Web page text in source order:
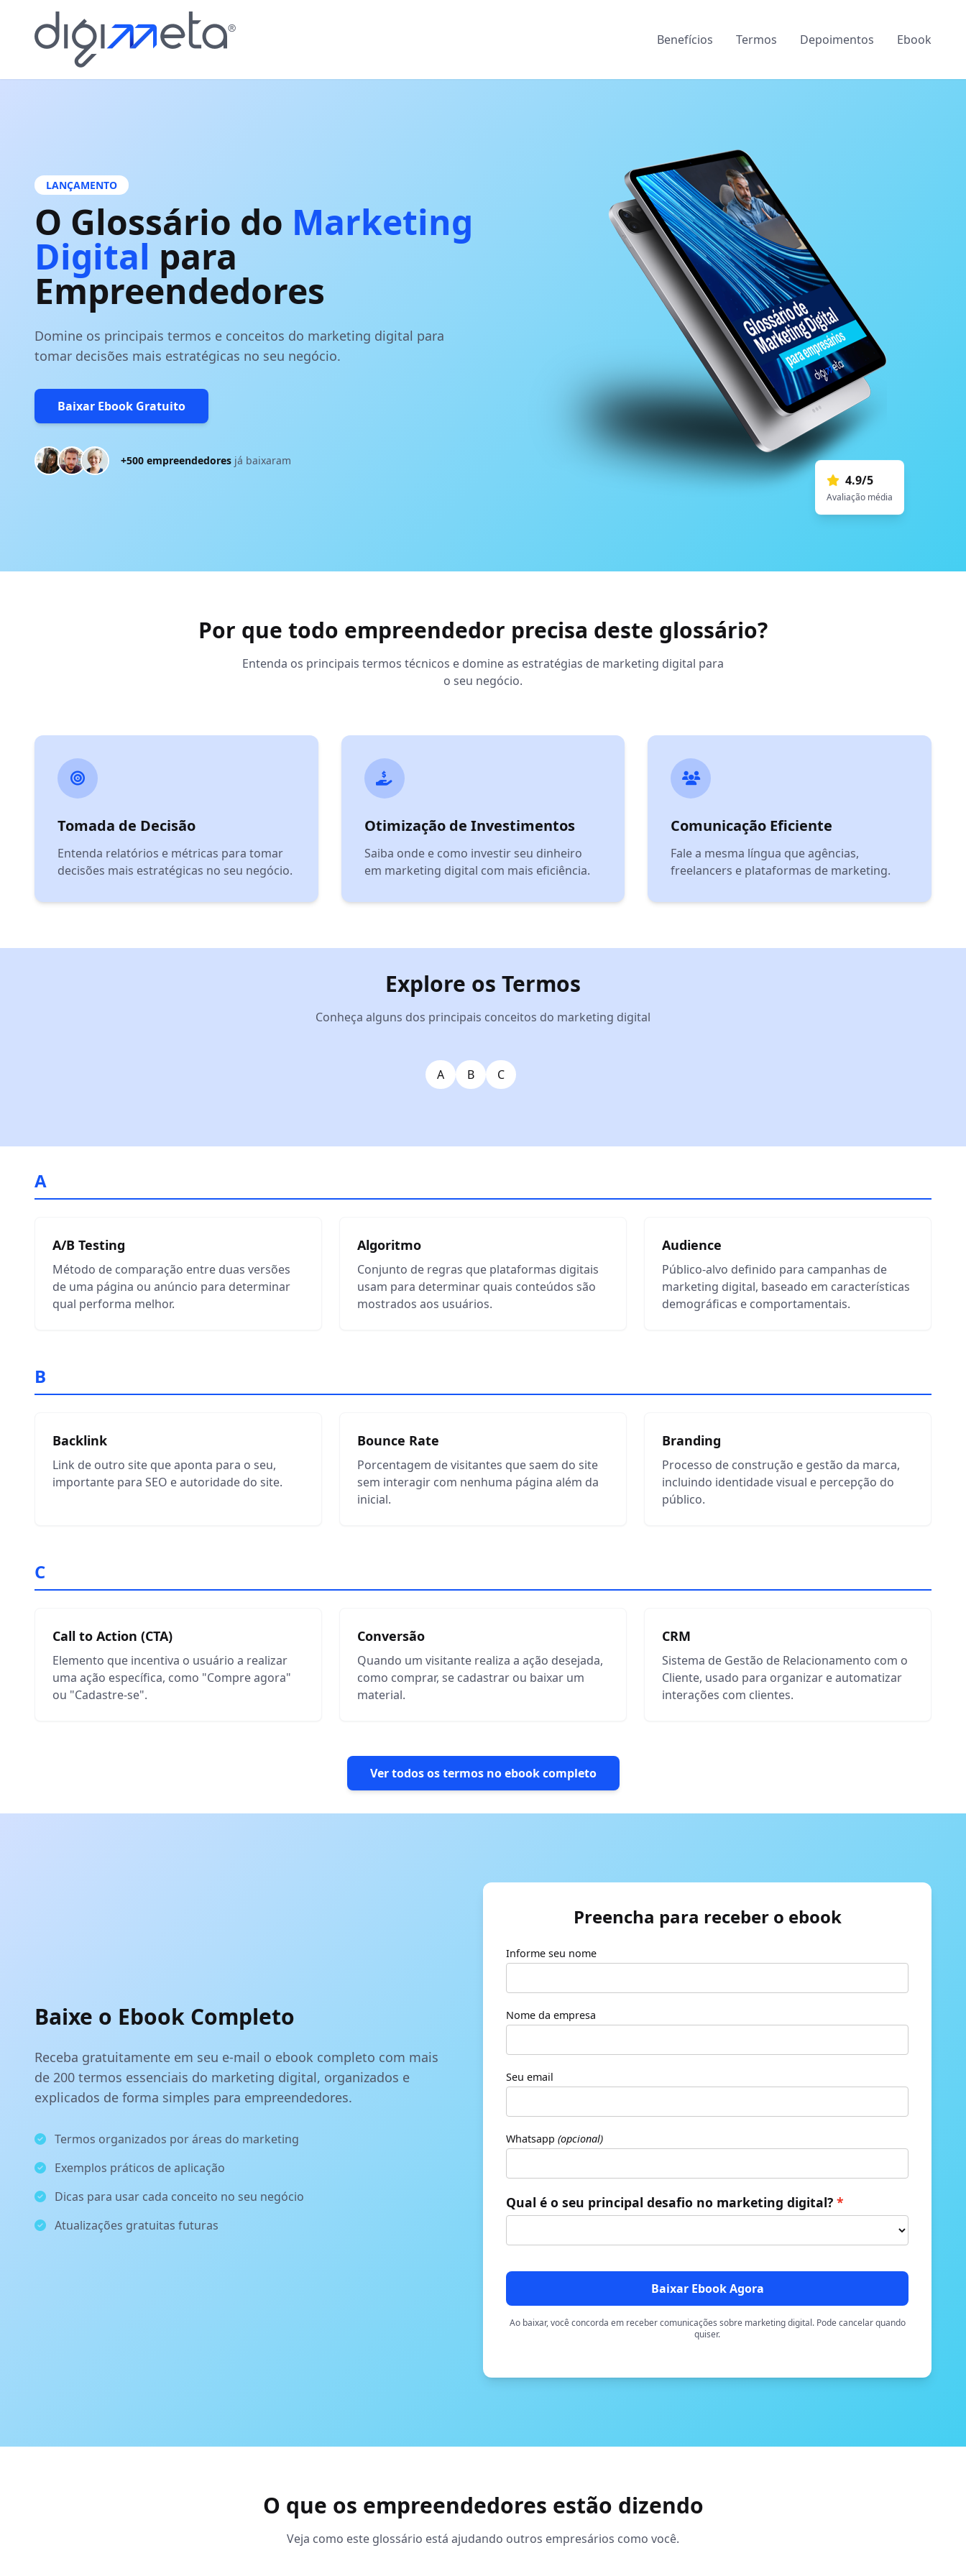
Benefícios Termos Depoimentos Ebook
LANÇAMENTO
O Glossário do Marketing
Digital para
Empreendedores
Domine os principais termos e conceitos do marketing digital para
tomar decisões mais estratégicas no seu negócio.
Baixar Ebook Gratuito
+500 empreendedores já baixaram
4.9/5
Avaliação média
Por que todo empreendedor precisa deste glossário?
Entenda os principais termos técnicos e domine as estratégias de marketing digital para
o seu negócio.
Tomada de Decisão
Entenda relatórios e métricas para tomar
decisões mais estratégicas no seu negócio.
Otimização de Investimentos
Saiba onde e como investir seu dinheiro
em marketing digital com mais eficiência.
Comunicação Eficiente
Fale a mesma língua que agências,
freelancers e plataformas de marketing.
Explore os Termos
Conheça alguns dos principais conceitos do marketing digital
A B C
A
A/B Testing
Método de comparação entre duas versões
de uma página ou anúncio para determinar
qual performa melhor.
Algoritmo
Conjunto de regras que plataformas digitais
usam para determinar quais conteúdos são
mostrados aos usuários.
Audience
Público-alvo definido para campanhas de
marketing digital, baseado em características
demográficas e comportamentais.
B
Backlink
Link de outro site que aponta para o seu,
importante para SEO e autoridade do site.
Bounce Rate
Porcentagem de visitantes que saem do site
sem interagir com nenhuma página além da
inicial.
Branding
Processo de construção e gestão da marca,
incluindo identidade visual e percepção do
público.
C
Call to Action (CTA)
Elemento que incentiva o usuário a realizar
uma ação específica, como "Compre agora"
ou "Cadastre-se".
Conversão
Quando um visitante realiza a ação desejada,
como comprar, se cadastrar ou baixar um
material.
CRM
Sistema de Gestão de Relacionamento com o
Cliente, usado para organizar e automatizar
interações com clientes.
Ver todos os termos no ebook completo
Baixe o Ebook Completo
Receba gratuitamente em seu e-mail o ebook completo com mais
de 200 termos essenciais do marketing digital, organizados e
explicados de forma simples para empreendedores.
Termos organizados por áreas do marketing
Exemplos práticos de aplicação
Dicas para usar cada conceito no seu negócio
Atualizações gratuitas futuras
Preencha para receber o ebook
Informe seu nome
Nome da empresa
Seu email
Whatsapp (opcional)
Qual é o seu principal desafio no marketing digital?
Baixar Ebook Agora
Ao baixar, você concorda em receber comunicações sobre marketing digital. Pode cancelar quando
quiser.
O que os empreendedores estão dizendo
Veja como este glossário está ajudando outros empresários como você.